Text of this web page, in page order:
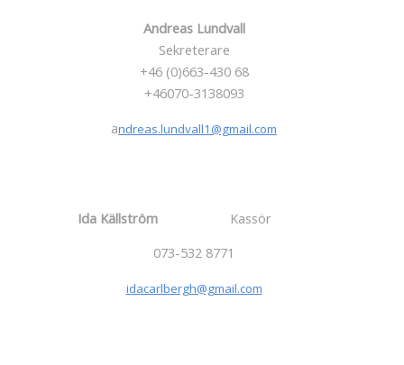
Andreas Lundvall
Sekreterare
+46 (0)663-430 68
+46070-3138093
andreas.lundvall1@gmail.com
Ida Källström
Kassör
073-532 8771
idacarlbergh@gmail.com